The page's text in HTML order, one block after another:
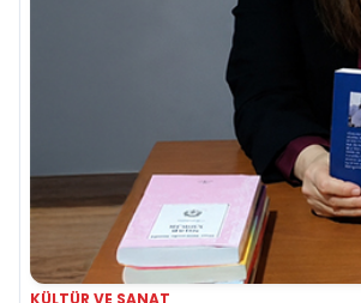
KÜLTÜR VE SANAT